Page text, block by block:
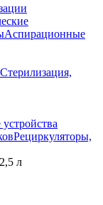
Аспирационные
Стерилизация,
Рециркуляторы,
л